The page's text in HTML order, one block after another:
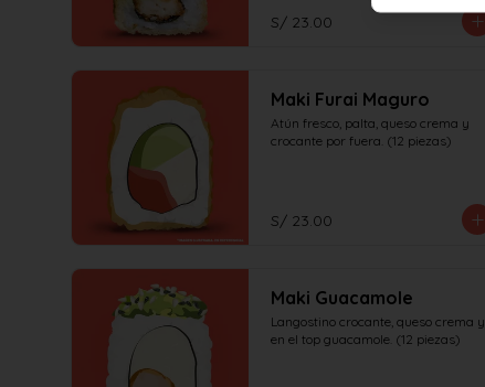
S/ 23.00
Maki Furai Maguro
Atún fresco, palta, queso crema y
crocante por fuera. (12 piezas)
S/ 23.00
Maki Guacamole
Langostino crocante, queso crema y
en el top guacamole. (12 piezas)